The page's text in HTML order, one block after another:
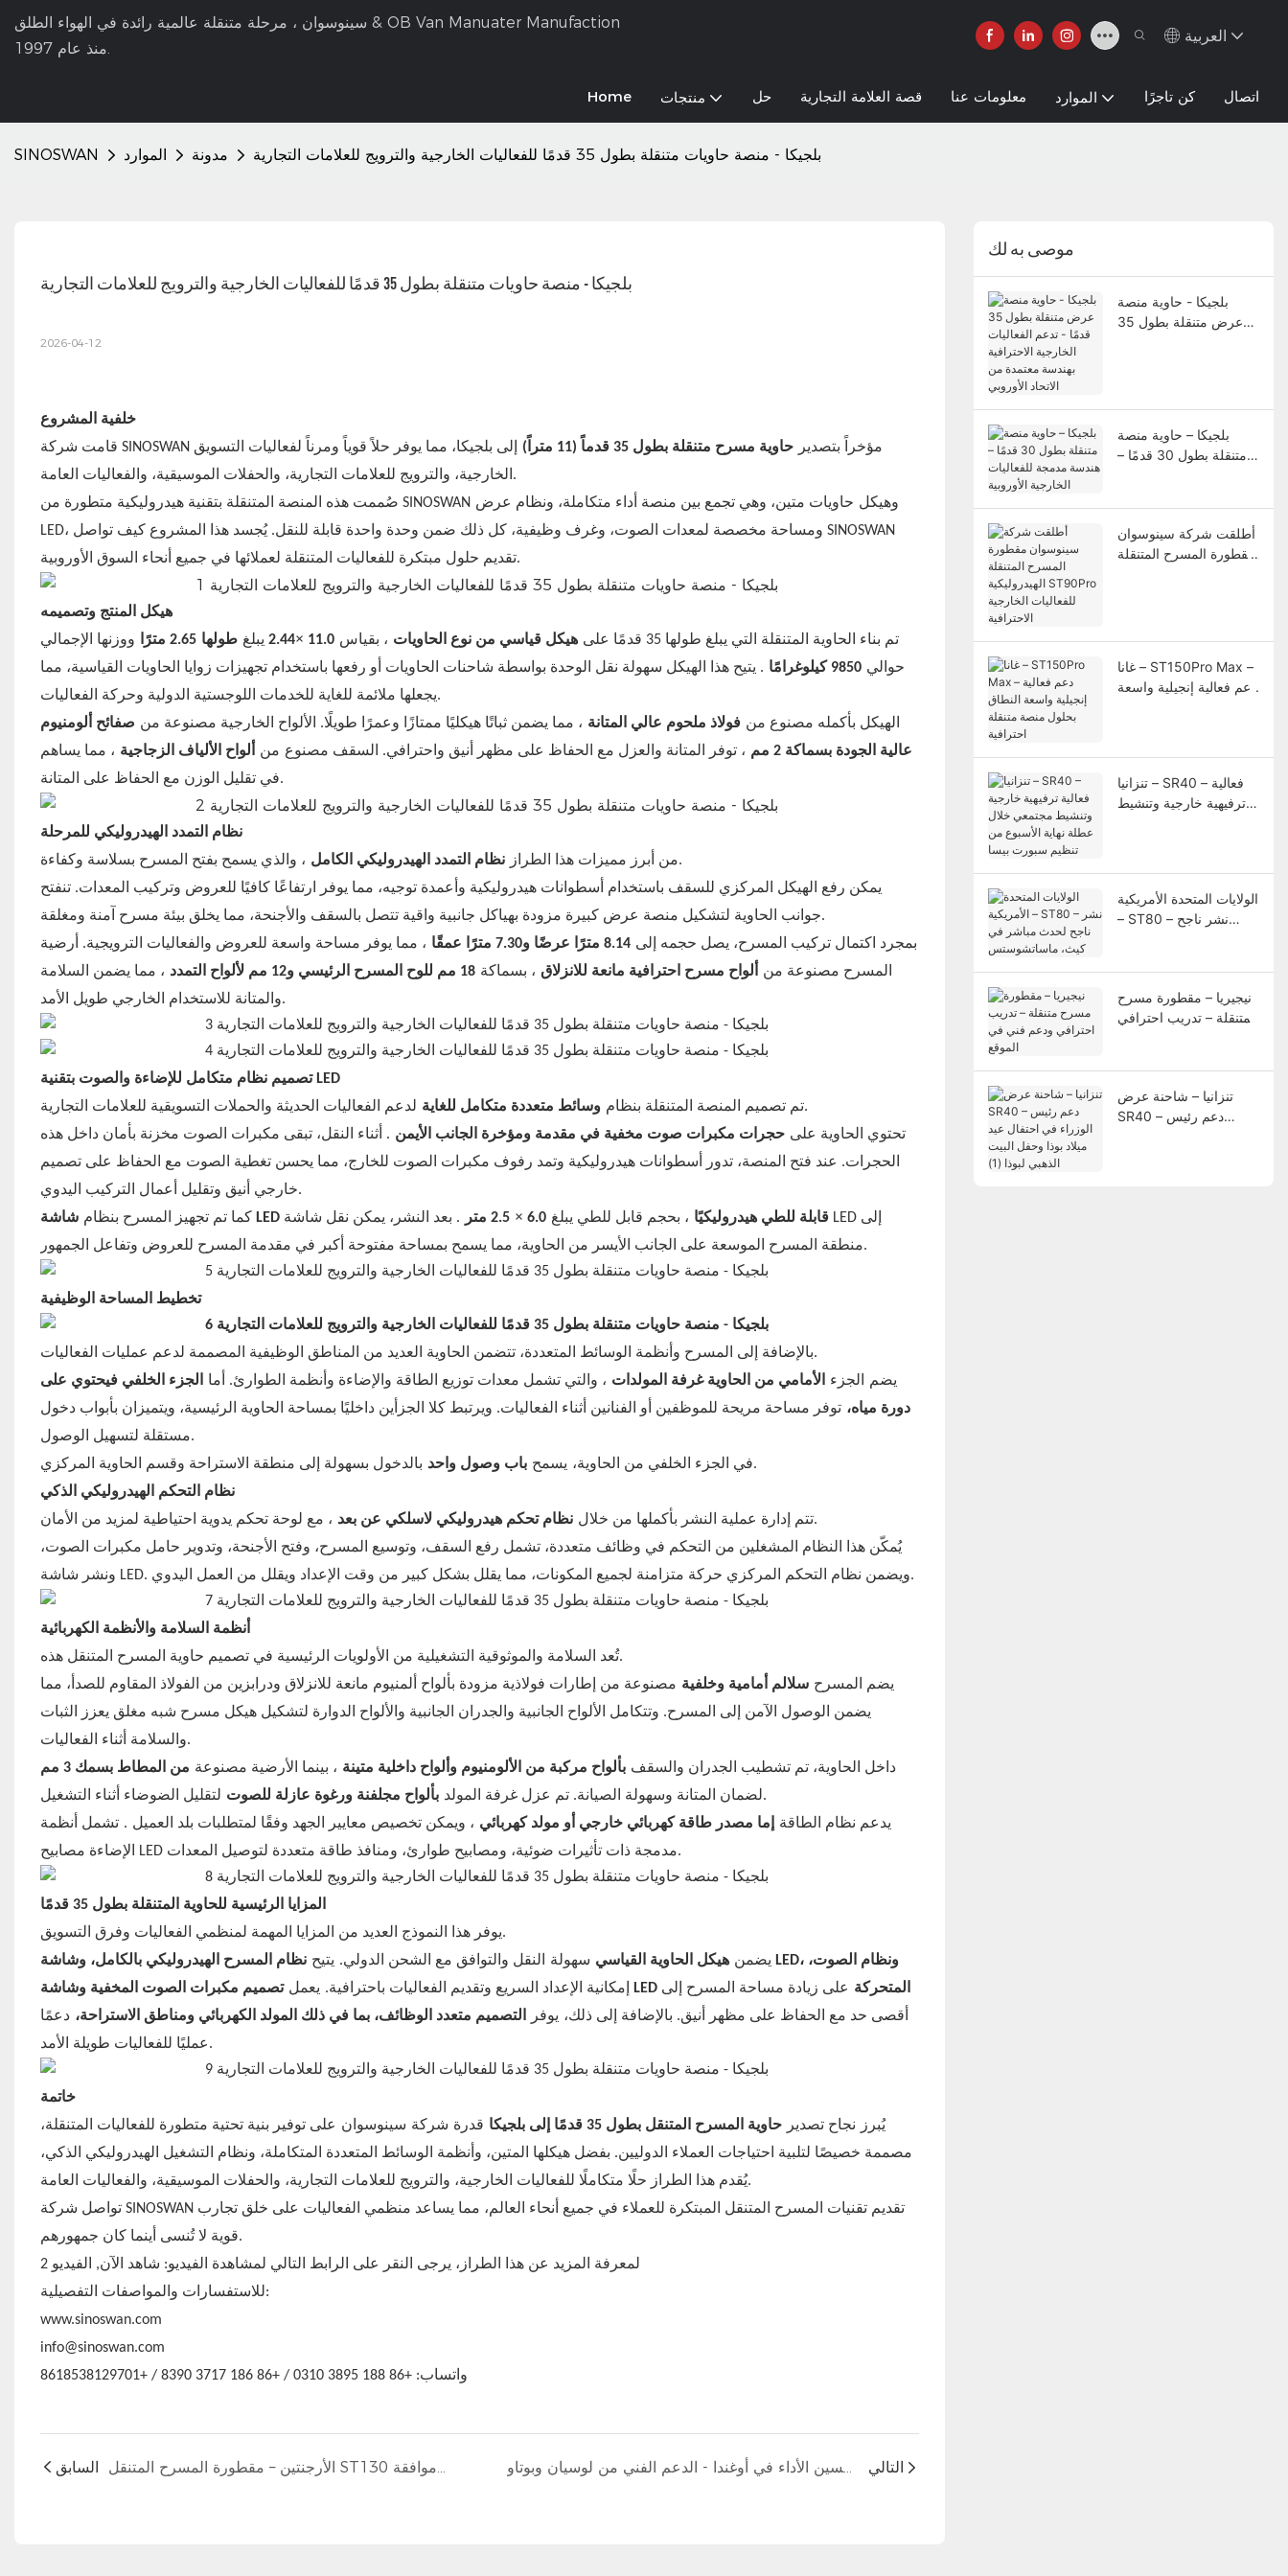
سينوسوان ، مرحلة متنقلة عالمية رائدة في الهواء الطلق & OB Van Manuater Manufaction
منذ عام 1997.
العربية
Home منتجات حل قصة العلامة التجارية معلومات عنا الموارد كن تاجرًا اتصال
SINOSWAN الموارد مدونة بلجيكا - منصة حاويات متنقلة بطول 35 قدمًا للفعاليات الخارجية والترويج للعلامات التجارية
بلجيكا - منصة حاويات متنقلة بطول 35 قدمًا للفعاليات الخارجية والترويج للعلامات التجارية
2026-04-12
خلفية المشروع
قامت شركة SINOSWAN مؤخراً بتصدير
حاوية مسرح متنقلة بطول 35 قدماً (11 متراً)
إلى بلجيكا، مما يوفر حلاً قوياً ومرناً لفعاليات التسويق
الخارجية، والترويج للعلامات التجارية، والحفلات الموسيقية، والفعاليات العامة.
صُممت هذه المنصة المتنقلة بتقنية هيدروليكية متطورة من SINOSWAN
وهيكل حاويات متين، وهي تجمع بين منصة أداء متكاملة، ونظام عرض
LED، ومساحة مخصصة لمعدات الصوت، وغرف وظيفية، كل ذلك ضمن وحدة واحدة قابلة للنقل. يُجسد هذا المشروع كيف تواصل SINOSWAN
تقديم حلول مبتكرة للفعاليات المتنقلة لعملائها في جميع أنحاء السوق الأوروبية.
هيكل المنتج وتصميمه
تم بناء الحاوية المتنقلة التي يبلغ طولها 35 قدمًا على
هيكل قياسي من نوع الحاويات ، بقياس 11.0
×
2.44 يبلغطولها 2.65 مترًا
ووزنها الإجمالي
حوالي 9850 كيلوغرامًا
. يتيح هذا الهيكل سهولة نقل الوحدة بواسطة شاحنات الحاويات أو رفعها باستخدام تجهيزات زوايا الحاويات القياسية، مما
يجعلها ملائمة للغاية للخدمات اللوجستية الدولية وحركة الفعاليات.
الهيكل بأكمله مصنوع من فولاذ ملحوم عالي المتانة ، مما يضمن ثباتًا هيكليًا ممتازًا وعمرًا طويلًا. الألواح الخارجية مصنوعة من صفائح ألومنيوم
عالية الجودة بسماكة 2 مم
، توفر المتانة والعزل مع الحفاظ على مظهر أنيق واحترافي. السقف مصنوع من ألواح الألياف الزجاجية ، مما يساهم
في تقليل الوزن مع الحفاظ على المتانة.
نظام التمدد الهيدروليكي للمرحلة
من أبرز مميزات هذا الطراز
نظام التمدد الهيدروليكي الكامل
، والذي يسمح بفتح المسرح بسلاسة وكفاءة.
يمكن رفع الهيكل المركزي للسقف باستخدام أسطوانات هيدروليكية وأعمدة توجيه، مما يوفر ارتفاعًا كافيًا للعروض وتركيب المعدات. تنفتح
جوانب الحاوية لتشكيل منصة عرض كبيرة مزودة بهياكل جانبية واقية تتصل بالسقف والأجنحة، مما يخلق بيئة مسرح آمنة ومغلقة.
بمجرد اكتمال تركيب المسرح، يصل حجمه إلى 8.14 مترًا عرضًا و7.30 مترًا عمقًا
، مما يوفر مساحة واسعة للعروض والفعاليات الترويجية. أرضية
المسرح مصنوعة من
ألواح مسرح احترافية مانعة للانزلاق ، بسماكة 18 مم للوح المسرح الرئيسي و12 مم لألواح التمدد
، مما يضمن السلامة
والمتانة للاستخدام الخارجي طويل الأمد.
تصميم نظام متكامل للإضاءة والصوت بتقنية LED
تم تصميم المنصة المتنقلة بنظام وسائط متعددة متكامل للغاية
لدعم الفعاليات الحديثة والحملات التسويقية للعلامات التجارية.
تحتوي الحاوية على حجرات مكبرات صوت مخفية في مقدمة ومؤخرة الجانب الأيمن . أثناء النقل، تبقى مكبرات الصوت مخزنة بأمان داخل هذه
الحجرات. عند فتح المنصة، تدور أسطوانات هيدروليكية وتمد رفوف مكبرات الصوت للخارج، مما يحسن تغطية الصوت مع الحفاظ على تصميم
خارجي أنيق وتقليل أعمال التركيب اليدوي.
كما تم تجهيز المسرح بنظام
شاشة LED قابلة للطي هيدروليكيًا ، بحجم قابل للطي يبلغ 6.0
× 2.5 متر
. بعد النشر، يمكن نقل شاشة LED إلى
منطقة المسرح الموسعة على الجانب الأيسر من الحاوية، مما يسمح بمساحة مفتوحة أكبر في مقدمة المسرح للعروض وتفاعل الجمهور.
تخطيط المساحة الوظيفية
بالإضافة إلى المسرح وأنظمة الوسائط المتعددة، تتضمن الحاوية العديد من المناطق الوظيفية المصممة لدعم عمليات الفعاليات.
يضم الجزء الأمامي من الحاوية غرفة المولدات ، والتي تشمل معدات توزيع الطاقة والإضاءة وأنظمة الطوارئ. أما
الجزء الخلفي فيحتوي على
دورة مياه، توفر مساحة مريحة للموظفين أو الفنانين أثناء الفعاليات. ويرتبط كلا الجزأين داخليًا بمساحة الحاوية الرئيسية، ويتميزان بأبواب دخول
مستقلة لتسهيل الوصول.
في الجزء الخلفي من الحاوية، يسمحباب وصول واحد
بالدخول بسهولة إلى منطقة الاستراحة وقسم الحاوية المركزي.
نظام التحكم الهيدروليكي الذكي
تتم إدارة عملية النشر بأكملها من خلال نظام تحكم هيدروليكي لاسلكي عن بعد
، مع لوحة تحكم يدوية احتياطية لمزيد من الأمان.
يُمكّن هذا النظام المشغلين من التحكم في وظائف متعددة، تشمل رفع السقف، وتوسيع المسرح، وفتح الأجنحة، وتدوير حامل مكبرات الصوت،
ونشر شاشة LED. ويضمن نظام التحكم المركزي حركة متزامنة لجميع المكونات، مما يقلل بشكل كبير من وقت الإعداد ويقلل من العمل اليدوي.
أنظمة السلامة والأنظمة الكهربائية
تُعد السلامة والموثوقية التشغيلية من الأولويات الرئيسية في تصميم حاوية المسرح المتنقل هذه.
يضم المسرح سلالم أمامية وخلفية مصنوعة من إطارات فولاذية مزودة بألواح ألمنيوم مانعة للانزلاق ودرابزين من الفولاذ المقاوم للصدأ، مما
يضمن الوصول الآمن إلى المسرح. وتتكامل الألواح الجانبية والجدران الجانبية والألواح الدوارة لتشكيل هيكل مسرح شبه مغلق يعزز الثبات
والسلامة أثناء الفعاليات.
داخل الحاوية، تم تشطيب الجدران والسقف بألواح مركبة من الألومنيوم وألواح داخلية متينة ، بينما الأرضية مصنوعة من المطاط بسمك 3 مم
لضمان المتانة وسهولة الصيانة. تم عزل غرفة المولد بألواح مجلفنة ورغوة عازلة للصوت
لتقليل الضوضاء أثناء التشغيل.
يدعم نظام الطاقة إما مصدر طاقة كهربائي خارجي أو مولد كهربائي ، ويمكن تخصيص معايير الجهد وفقًا لمتطلبات بلد العميل . تشمل أنظمة
الإضاءة مصابيح LED مدمجة ذات تأثيرات ضوئية، ومصابيح طوارئ، ومنافذ طاقة متعددة لتوصيل المعدات.
المزايا الرئيسية للحاوية المتنقلة بطول 35 قدمًا
يوفر هذا النموذج العديد من المزايا المهمة لمنظمي الفعاليات وفرق التسويق.
يضمنهيكل الحاوية القياسي سهولة النقل والتوافق مع الشحن الدولي. يتيح
نظام المسرح الهيدروليكي بالكامل، وشاشة LED، ونظام الصوت،
إمكانية الإعداد السريع وتقديم الفعاليات باحترافية. يعمل تصميم مكبرات الصوت المخفية وشاشة LED المتحركة على زيادة مساحة المسرح إلى
أقصى حد مع الحفاظ على مظهر أنيق. بالإضافة إلى ذلك، يوفر التصميم متعدد الوظائف، بما في ذلك المولد الكهربائي ومناطق الاستراحة، دعمًا
عمليًا للفعاليات طويلة الأمد.
خاتمة
يُبرز
نجاح تصدير حاوية المسرح المتنقل بطول 35 قدمًا إلى بلجيكا قدرة شركة سينوسوان على توفير بنية تحتية متطورة للفعاليات المتنقلة،
مصممة خصيصًا لتلبية احتياجات العملاء الدوليين. بفضل هيكلها المتين، وأنظمة الوسائط المتعددة المتكاملة، ونظام التشغيل الهيدروليكي الذكي،
يُقدم هذا الطراز حلًا متكاملًا للفعاليات الخارجية، والترويج للعلامات التجارية، والحفلات الموسيقية، والفعاليات العامة.
تواصل شركة SINOSWAN تقديم تقنيات المسرح المتنقل المبتكرة للعملاء في جميع أنحاء العالم، مما يساعد منظمي الفعاليات على خلق تجارب
قوية لا تُنسى أينما كان جمهورهم.
لمعرفة المزيد عن هذا الطراز، يرجى النقر على الرابط التالي لمشاهدة الفيديو: شاهد الآن,
الفيديو 2
للاستفسارات والمواصفات التفصيلية:
www.sinoswan.com
info@sinoswan.com
واتساب: +86 188 3895 0310 / +86 186 3717 8390 / +8618538129701
السابق خدمات الصيانة والتفتيش وتحسين الأداء في أوغندا - الدعم الفني من لوسيان وبوتاو التالي
موصى به لك
بلجيكا - حاوية منصة
عرض متنقلة بطول 35
بلجيكا – حاوية منصة
متنقلة بطول 30 قدمًا –
أطلقت شركة سينوسوان
مقطورة المسرح المتنقلة
غانا – ST150Pro Max –
دعم فعالية إنجيلية واسعة
تنزانيا – SR40 – فعالية
ترفيهية خارجية وتنشيط
الولايات المتحدة الأمريكية
– ST80 – نشر ناجح
نيجيريا – مقطورة مسرح
متنقلة – تدريب احترافي
تنزانيا – شاحنة عرض
SR40 – دعم رئيس